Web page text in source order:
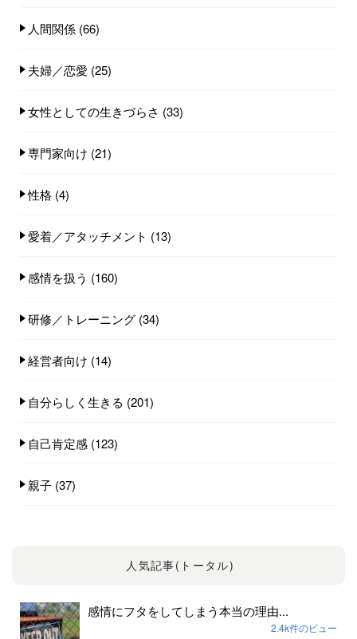
人間関係 (66)
夫婦／恋愛 (25)
女性としての生きづらさ (33)
専門家向け (21)
性格 (4)
愛着／アタッチメント (13)
感情を扱う (160)
研修／トレーニング (34)
経営者向け (14)
自分らしく生きる (201)
自己肯定感 (123)
親子 (37)
人気記事(トータル)
感情にフタをしてしまう本当の理由...
2.4k件のビュー